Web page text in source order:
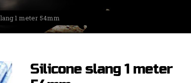
1 meter 54mm
Silicone slang 1 meter